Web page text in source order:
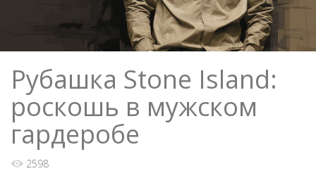
Рубашка Stone Island:
роскошь в мужском
гардеробе
2598